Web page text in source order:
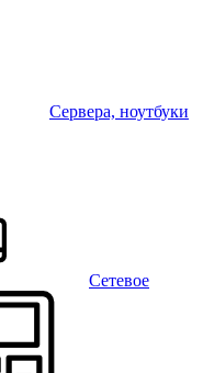
Сервера, ноутбуки
Сетевое